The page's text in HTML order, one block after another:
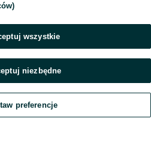
Dodaj Czat Konto
wszystkie
niezbędne
preferencje